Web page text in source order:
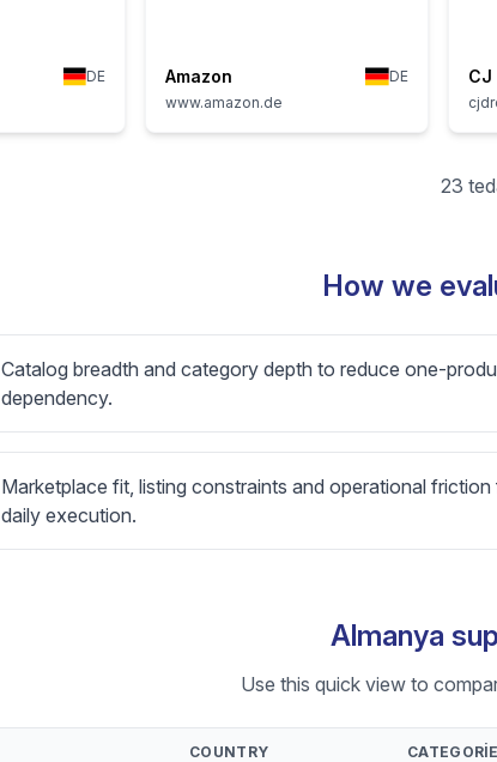
DE
Amazon
DE
www.amazon.de
CJ
23
How we
Catalog breadth and category depth to reduce one-
dependency.
Marketplace fit, listing constraints and operational
daily execution.
Almanya
Use this quick view to
COUNTRY